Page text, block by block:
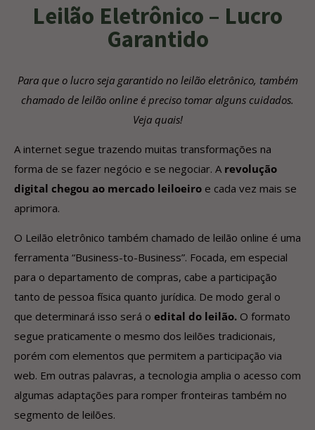
Leilão Eletrônico – Lucro
Garantido
Para que o lucro seja garantido no leilão eletrônico, também
chamado de leilão online é preciso tomar alguns cuidados.
Veja quais!
A internet segue trazendo muitas transformações na
forma de se fazer negócio e se negociar. A revolução
digital chegou ao mercado leiloeiro e cada vez mais se
aprimora.
O Leilão eletrônico também chamado de leilão online é uma
ferramenta “Business-to-Business”. Focada, em especial
para o departamento de compras, cabe a participação
tanto de pessoa física quanto jurídica. De modo geral o
que determinará isso será o edital do leilão. O formato
segue praticamente o mesmo dos leilões tradicionais,
porém com elementos que permitem a participação via
web. Em outras palavras, a tecnologia amplia o acesso com
algumas adaptações para romper fronteiras também no
segmento de leilões.